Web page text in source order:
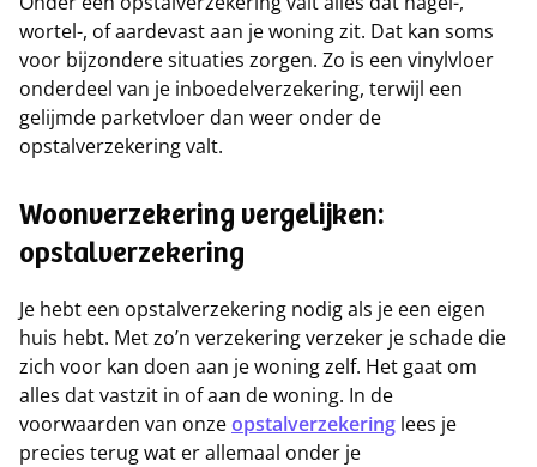
wortel-, of aardevast aan je woning zit. Dat kan soms
voor bijzondere situaties zorgen. Zo is een vinylvloer
onderdeel van je inboedelverzekering, terwijl een
gelijmde parketvloer dan weer onder de
opstalverzekering valt.
Woonverzekering vergelijken:
opstalverzekering
Je hebt een opstalverzekering nodig als je een eigen
huis hebt. Met zo’n verzekering verzeker je schade die
zich voor kan doen aan je woning zelf. Het gaat om
alles dat vastzit in of aan de woning. In de
voorwaarden van onzeopstalverzekering lees je
precies terug wat er allemaal onder je